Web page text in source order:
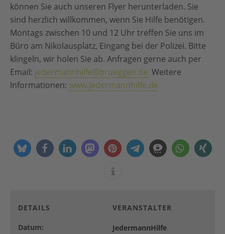
können Sie auch unseren Flyer herunterladen. Sie
sind herzlich willkommen, wenn Sie Hilfe benötigen.
Montags zwischen 10 und 12 Uhr treffen Sie uns im
Büro am Nikolausplatz, Eingang bei der Polizei. Bitte
klingeln, wir holen Sie ab. Anfragen gerne auch per
Email: jedermannhilfe@brueggen.de. Weitere
Informationen: www.jedermannhilfe.de
DETAILS
Datum:
VERANSTALTER
JedermannHilfe